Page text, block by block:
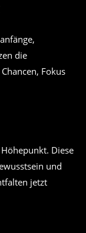
die
Fokus
Diese
und
jetzt